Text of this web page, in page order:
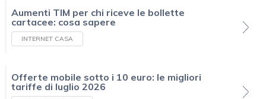
Aumenti TIM per chi riceve le bollette
cartacee: cosa sapere
INTERNET CASA
Offerte mobile sotto i 10 euro: le migliori
tariffe di luglio 2026